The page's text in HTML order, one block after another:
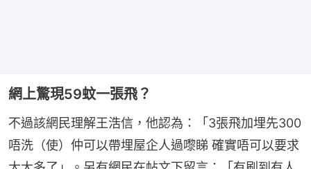
網上驚現59蚊一張飛？
不過該網民理解王浩信，他認為：「3張飛加埋先300
唔洗（使）仲可以帶埋屋企人過嚟睇 確實唔可以要求